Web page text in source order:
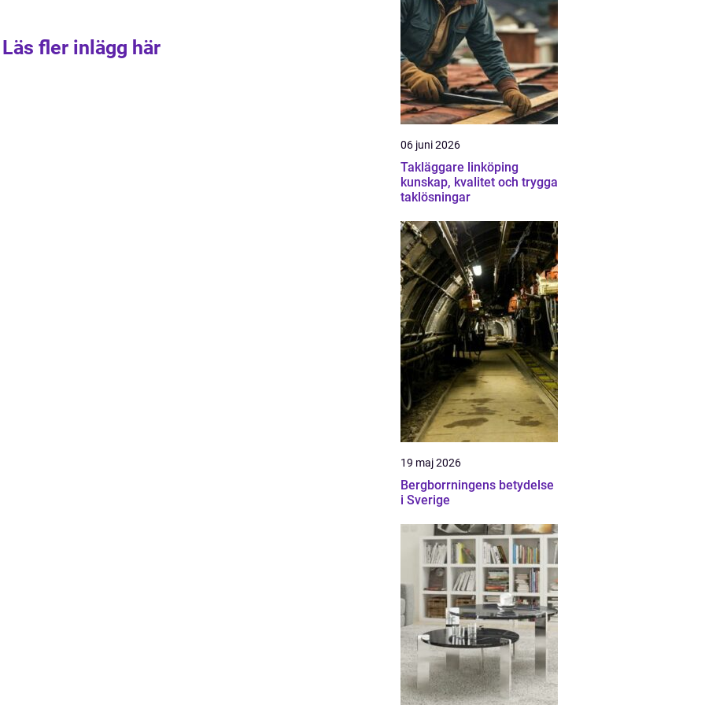
Läs fler inlägg här
06 juni 2026
Takläggare linköping
kunskap, kvalitet och trygga
taklösningar
19 maj 2026
Bergborrningens betydelse
i Sverige